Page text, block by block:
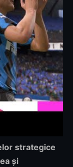
strategice
și